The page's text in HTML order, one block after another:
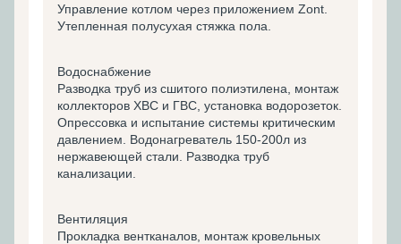
Управление котлом через приложением Zont.
Утепленная полусухая стяжка пола.
Водоснабжение
Разводка труб из сшитого полиэтилена, монтаж
коллекторов ХВС и ГВС, установка водорозеток.
Опрессовка и испытание системы критическим
давлением. Водонагреватель 150-200л из
нержавеющей стали. Разводка труб
канализации.
Вентиляция
Прокладка вентканалов, монтаж кровельных